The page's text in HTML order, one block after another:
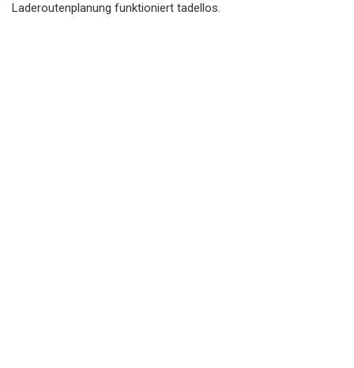
Laderoutenplanung funktioniert tadellos.